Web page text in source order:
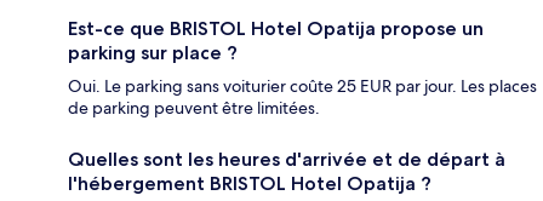
Est-ce que BRISTOL Hotel Opatija propose un
parking sur place ?
Oui. Le parking sans voiturier coûte 25 EUR par jour. Les places
de parking peuvent être limitées.
Quelles sont les heures d'arrivée et de départ à
l'hébergement BRISTOL Hotel Opatija ?